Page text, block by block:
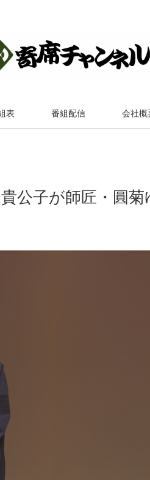
表 番組配信 会社概
公子が師匠・圓菊